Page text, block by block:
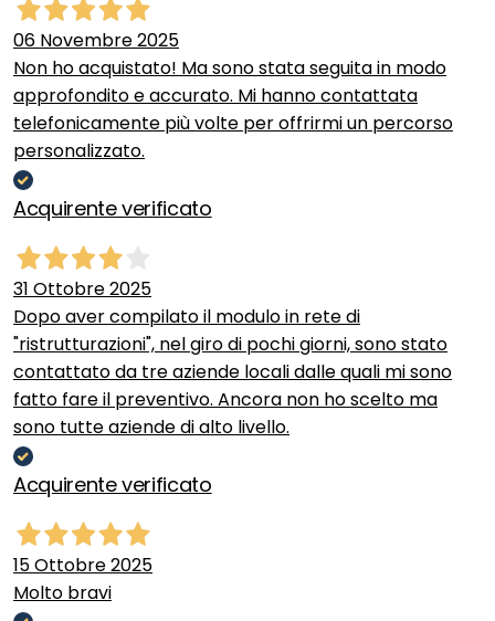
06 Novembre 2025
Non ho acquistato! Ma sono stata seguita in modo
approfondito e accurato. Mi hanno contattata
telefonicamente più volte per offrirmi un percorso
personalizzato.
Acquirente verificato
31 Ottobre 2025
Dopo aver compilato il modulo in rete di
"ristrutturazioni", nel giro di pochi giorni, sono stato
contattato da tre aziende locali dalle quali mi sono
fatto fare il preventivo. Ancora non ho scelto ma
sono tutte aziende di alto livello.
Acquirente verificato
15 Ottobre 2025
Molto bravi